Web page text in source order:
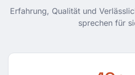
Erfahrung, Qualität und
sprechen für